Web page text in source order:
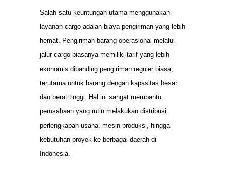
Salah satu keuntungan utama menggunakan
layanan cargo adalah biaya pengiriman yang lebih
hemat. Pengiriman barang operasional melalui
jalur cargo biasanya memiliki tarif yang lebih
ekonomis dibanding pengiriman reguler biasa,
terutama untuk barang dengan kapasitas besar
dan berat tinggi. Hal ini sangat membantu
perusahaan yang rutin melakukan distribusi
perlengkapan usaha, mesin produksi, hingga
kebutuhan proyek ke berbagai daerah di
Indonesia.